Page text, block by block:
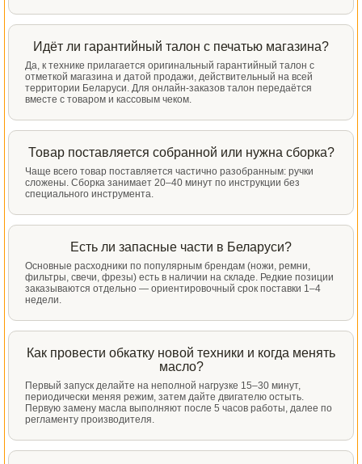
Идёт ли гарантийный талон с печатью магазина?
Да, к технике прилагается оригинальный гарантийный талон с
отметкой магазина и датой продажи, действительный на всей
территории Беларуси. Для онлайн-заказов талон передаётся
вместе с товаром и кассовым чеком.
Товар поставляется собранной или нужна сборка?
Чаще всего товар поставляется частично разобранным: ручки
сложены. Сборка занимает 20–40 минут по инструкции без
специального инструмента.
Есть ли запасные части в Беларуси?
Основные расходники по популярным брендам (ножи, ремни,
фильтры, свечи, фрезы) есть в наличии на складе. Редкие позиции
заказываются отдельно — ориентировочный срок поставки 1–4
недели.
Как провести обкатку новой техники и когда менять
масло?
Первый запуск делайте на неполной нагрузке 15–30 минут,
периодически меняя режим, затем дайте двигателю остыть.
Первую замену масла выполняют после 5 часов работы, далее по
регламенту производителя.